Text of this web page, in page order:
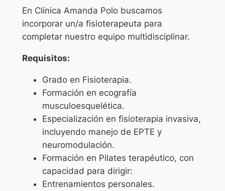
En Clínica Amanda Polo buscamos
incorporar un/a fisioterapeuta para
completar nuestro equipo multidisciplinar.
Requisitos:
Grado en Fisioterapia.
Formación en ecografía
musculoesquelética.
Especialización en fisioterapia invasiva,
incluyendo manejo de EPTE y
neuromodulación.
Formación en Pilates terapéutico, con
capacidad para dirigir:
Entrenamientos personales.